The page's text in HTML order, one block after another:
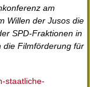
am
Willen der Jusos die
SPD-Fraktionen in
die Filmförderung für
staatliche-